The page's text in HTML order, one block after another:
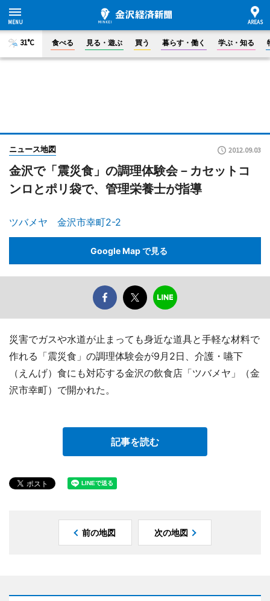
31°C 食べる 見る・遊ぶ 買う 暮らす・働く 学ぶ・知る
ニュース地図 2012.09.03
金沢で「震災食」の調理体験会－カセットコ
ンロとポリ袋で、管理栄養士が指導
ツバメヤ 金沢市幸町2-2
Google Map で見る
災害でガスや水道が止まっても身近な道具と手軽な材料で
作れる「震災食」の調理体験会が9月2日、介護・嚥下
（えんげ）食にも対応する金沢の飲食店「ツバメヤ」（金
沢市幸町）で開かれた。
記事を読む
前の地図 次の地図